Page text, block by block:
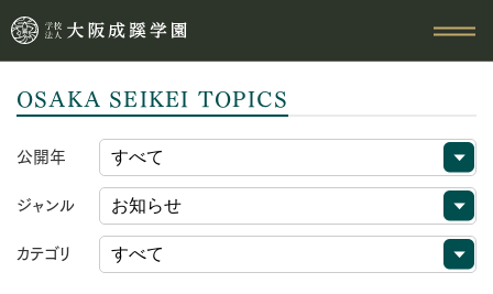
OSAKA SEIKEI TOPICS
公開年
ジャンル
カテゴリ